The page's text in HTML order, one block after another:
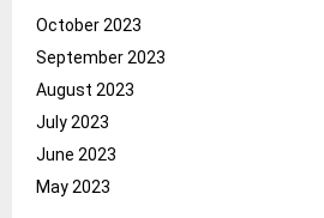
October 2023
September 2023
August 2023
July 2023
June 2023
May 2023